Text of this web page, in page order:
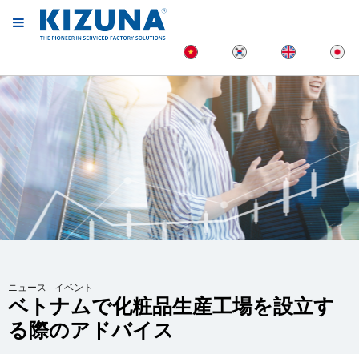
ニュース - イベント
ベトナムで化粧品生産工場を設立す
る際のアドバイス